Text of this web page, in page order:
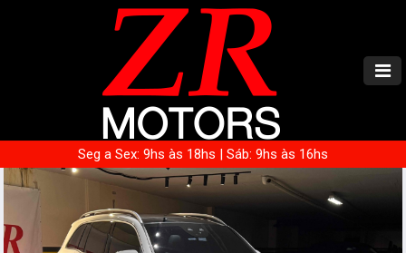
Seg a Sex: 9hs às 18hs | Sáb: 9hs às 16hs